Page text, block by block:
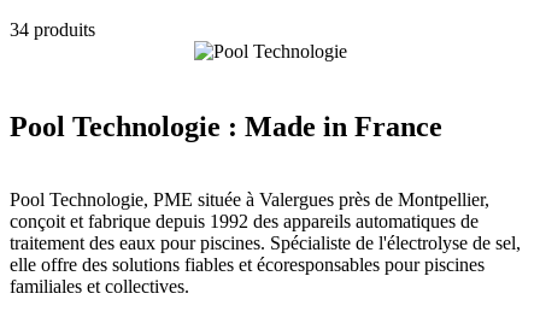
34 produits
Pool Technologie : Made in France
Pool Technologie, PME située à Valergues près de Montpellier,
conçoit et fabrique depuis 1992 des appareils automatiques de
traitement des eaux pour piscines. Spécialiste de l'électrolyse de sel,
elle offre des solutions fiables et écoresponsables pour piscines
familiales et collectives.